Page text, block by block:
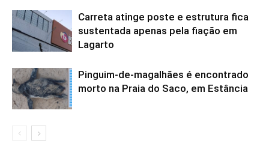
Carreta atinge poste e estrutura fica
sustentada apenas pela fiação em
Lagarto
Pinguim-de-magalhães é encontrado
morto na Praia do Saco, em Estância